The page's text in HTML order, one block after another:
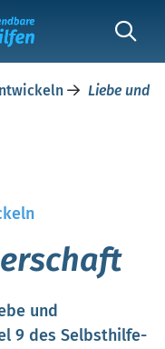
Liebe und
und
9 des Selbsthilfe-